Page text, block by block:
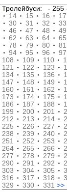
Тролейбуси:
-
14
15 16
17
30
31 32
33
46
47 48
49
62
63 64
65
78
79 80
81
94
95 96
97
108
109 110
121
122 123
134
135 136
147
148 149
160
161 162
173
174 175
186
187 188
199
200 201
212
213 214
225
226 227
238
239 240
251
252 253
264
265 266
277
278 279
290
291 292
303
304 305
316
317 318
329
330 331 >>